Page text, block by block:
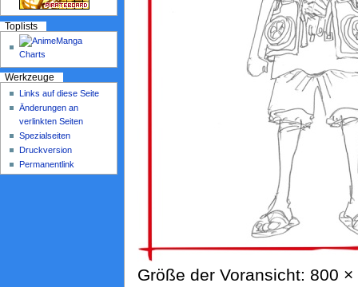
Größe der Voransicht: 800
Toplists
Werkzeuge
Links auf diese Seite
Änderungen an
verlinkten Seiten
Spezialseiten
Druckversion
Permanentlink